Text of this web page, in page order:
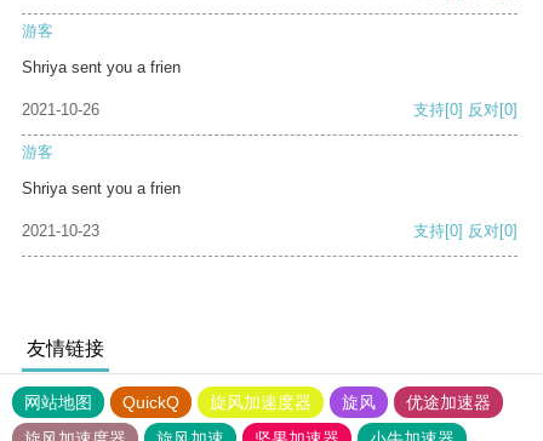
游客
Shriya sent you a frien
2021-10-26 支持[0] 反对[0]
游客
Shriya sent you a frien
2021-10-23 支持[0] 反对[0]
友情链接
网站地图 QuickQ 旋风加速度器 旋风
优途加速器